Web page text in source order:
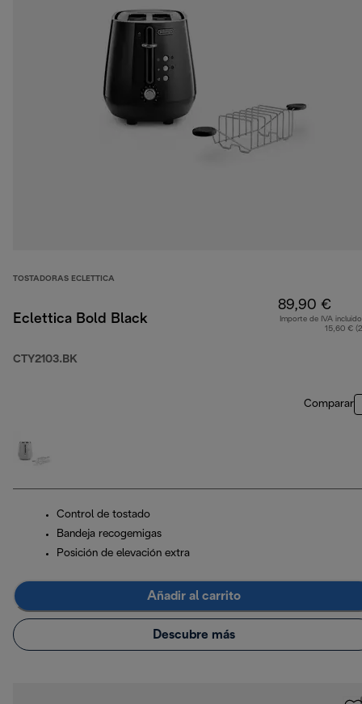
TOSTADORAS ECLETTICA
Eclettica Bold Black
CTY2103.BK
89,90 €
Importe de IVA
15,60 €
Comparar
Control de tostado
Bandeja recogemigas
Posición de elevación extra
Añadir al carrito
Descubre más